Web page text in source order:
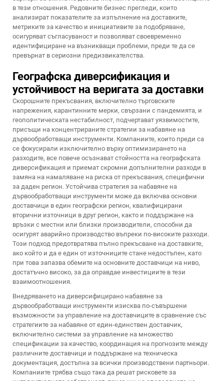
в тези отношения. Редовните бизнес прегледи, които
анализират показателите за изпълнение на доставките,
метриките за качество и инициативите за подобряване,
осигуряват съгласуваност и позволяват своевременно
идентифициране на възникващи проблеми, преди те да се
превърнат в сериозни предизвикателства.
Географска диверсификация и
устойчивост на веригата за доставки
Скорошните прекъсвания, включително търговските
напрежения, карантинните мерки, свързани с пандемията, и
геополитическата нестабилност, подчертават уязвимостите,
присъщи на концентрираните стратегии за набавяне на
дървообработващи инструменти. Компаниите, които преди са
се фокусирали изключително върху оптимизирането на
разходите, все повече осъзнават стойността на географската
диверсификация и приемат скромни допълнителни разходи в
замяна на намаляване на риска от прекъсвания, специфични
за даден регион. Устойчива стратегия за набавяне на
дървообработващи инструменти може да включва основни
доставчици в един географски регион, квалифицирани
вторични източници в друг регион, както и поддържане на
връзки с местни или близки производители, способни да
осигурят аварийно производство въпреки по-високите разходи.
Този подход предотвратява пълно прекъсване на доставките,
ако който и да е един от източниците стане недостъпен, като
при това запазва обемите на основните доставчици на ниво,
достатъчно високо, за да оправдае инвестициите в тези
взаимоотношения.
Внедряването на диверсифицирано набавяне за
дървообработващи инструменти изисква по-съвършени
възможности за управление на доставчиците в сравнение със
стратегиите за набавяне от един-единствен доставчик,
включително системи за управление на множество
спецификации за качество, координация на прогнозите между
различните доставчици и поддържане на техническа
документация, достъпна за всички производствени партньори.
Компаниите трябва също така да решат рисковете за